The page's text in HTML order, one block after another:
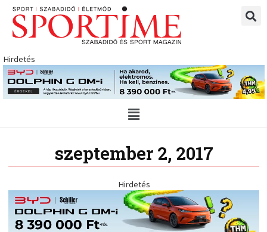
Skip
content
Hirdetés
Main
Menu
szeptember 2, 2017
Hirdetés